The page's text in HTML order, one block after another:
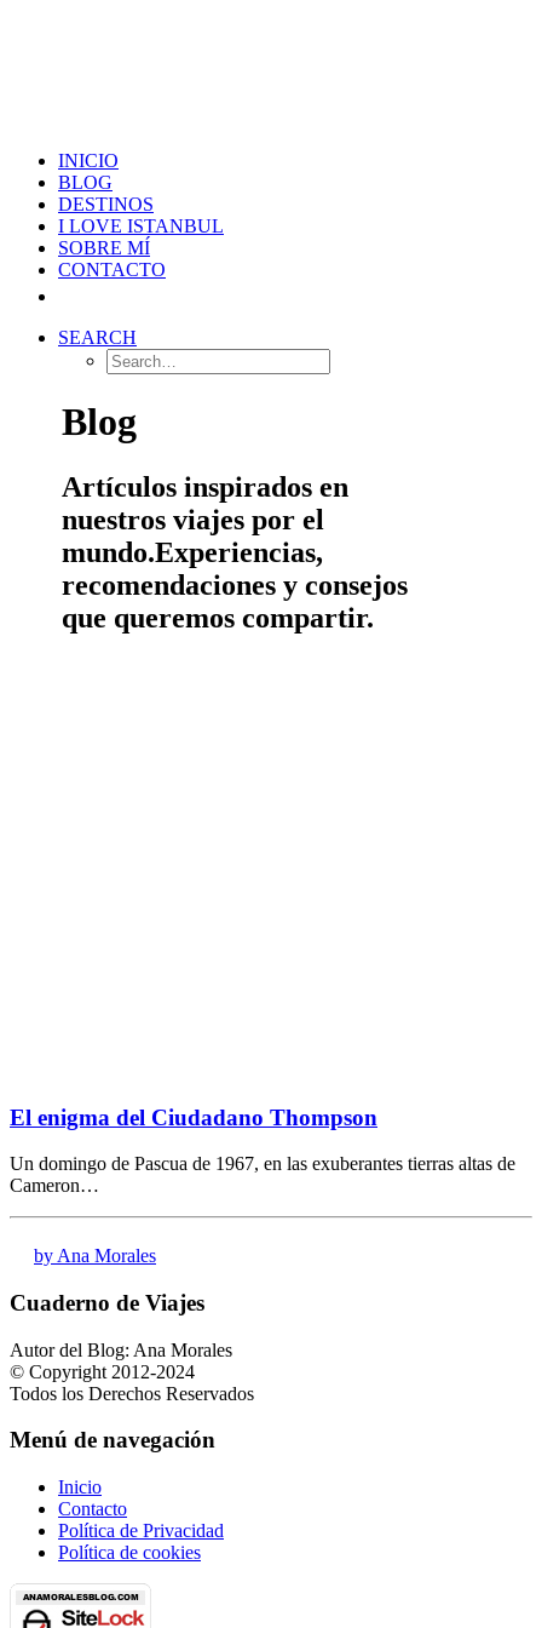
INICIO
BLOG
DESTINOS
I LOVE ISTANBUL
SOBRE MÍ
CONTACTO
SEARCH
Blog
Artículos inspirados en
nuestros viajes por el
mundo.Experiencias,
recomendaciones y consejos
que queremos compartir.
El enigma del Ciudadano Thompson
Un domingo de Pascua de 1967, en las exuberantes tierras altas de
Cameron…
by Ana Morales
Cuaderno de Viajes
Autor del Blog: Ana Morales
© Copyright 2012-2024
Todos los Derechos Reservados
Menú de navegación
Inicio
Contacto
Política de Privacidad
Política de cookies